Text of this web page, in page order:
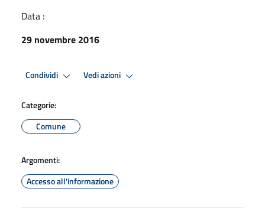
Data :
29 novembre 2016
Condividi Vedi azioni
Categorie:
Comune
Argomenti:
Accesso all'informazione